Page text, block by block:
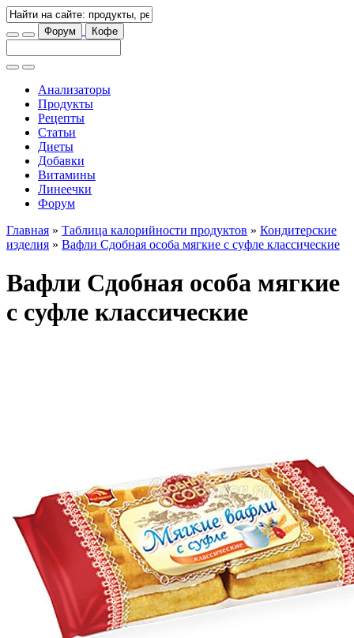
Форум Кофе
Анализаторы
Продукты
Рецепты
Статьи
Диеты
Добавки
Витамины
Линеечки
Форум
Главная » Таблица калорийности продуктов » Кондитерские
изделия » Вафли Сдобная особа мягкие с суфле классические
Вафли Сдобная особа мягкие
с суфле классические